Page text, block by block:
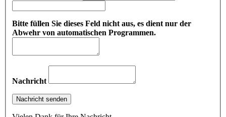
Bitte füllen Sie dieses Feld nicht aus, es dient nur der
Abwehr von automatischen Programmen.
Nachricht